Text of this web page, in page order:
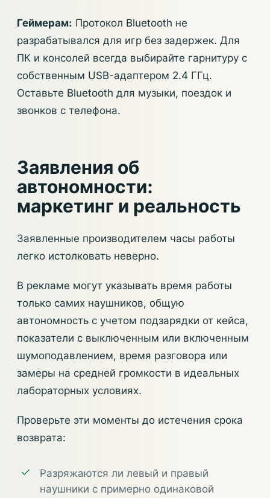
Геймерам: Протокол Bluetooth не
разрабатывался для игр без задержек. Для
ПК и консолей всегда выбирайте гарнитуру с
собственным USB-адаптером 2.4 ГГц.
Оставьте Bluetooth для музыки, поездок и
звонков с телефона.
Заявления об
автономности:
маркетинг и реальность
Заявленные производителем часы работы
легко истолковать неверно.
В рекламе могут указывать время работы
только самих наушников, общую
автономность с учетом подзарядки от кейса,
показатели с выключенным или включенным
шумоподавлением, время разговора или
замеры на средней громкости в идеальных
лабораторных условиях.
Проверьте эти моменты до истечения срока
возврата:
Разряжаются ли левый и правый
наушники с примерно одинаковой